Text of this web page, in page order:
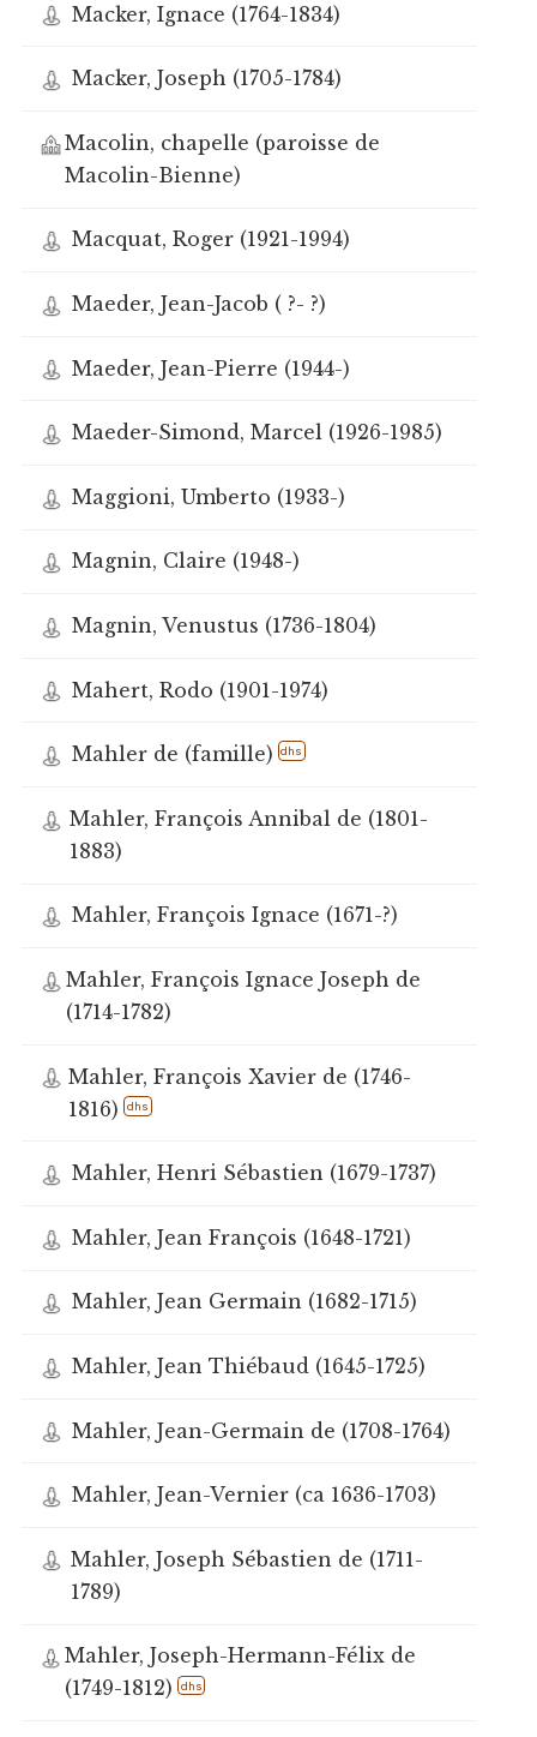
Macker, Ignace (1764-1834)
Macker, Joseph (1705-1784)
Macolin, chapelle (paroisse de
Macolin-Bienne)
Macquat, Roger (1921-1994)
Maeder, Jean-Jacob ( ?- ?)
Maeder, Jean-Pierre (1944-)
Maeder-Simond, Marcel (1926-1985)
Maggioni, Umberto (1933-)
Magnin, Claire (1948-)
Magnin, Venustus (1736-1804)
Mahert, Rodo (1901-1974)
Mahler de (famille) dhs
Mahler, François Annibal de (1801-
1883)
Mahler, François Ignace (1671-?)
Mahler, François Ignace Joseph de
(1714-1782)
Mahler, François Xavier de (1746-
1816)
dhs
Mahler, Henri Sébastien (1679-1737)
Mahler, Jean François (1648-1721)
Mahler, Jean Germain (1682-1715)
Mahler, Jean Thiébaud (1645-1725)
Mahler, Jean-Germain de (1708-1764)
Mahler, Jean-Vernier (ca 1636-1703)
Mahler, Joseph Sébastien de (1711-
1789)
Mahler, Joseph-Hermann-Félix de
(1749-1812)
dhs